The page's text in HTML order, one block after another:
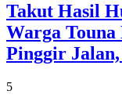
Takut Hasil
Warga
Pinggir
5